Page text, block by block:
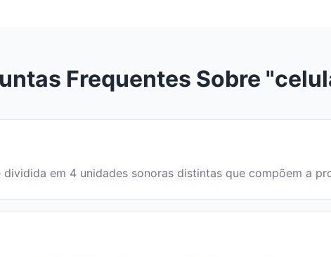
Frequentes Sobre
dividida em 4 unidades sonoras distintas que compõem a